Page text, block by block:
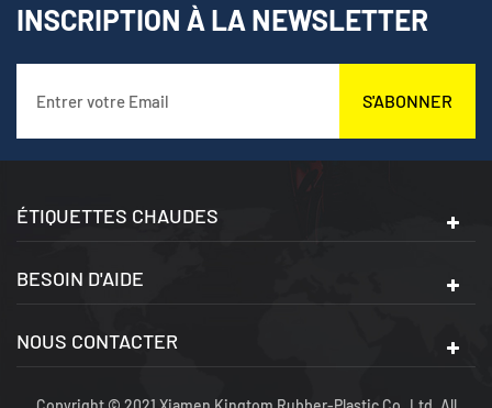
INSCRIPTION À LA NEWSLETTER
S'ABONNER
ÉTIQUETTES CHAUDES
BESOIN D'AIDE
NOUS CONTACTER